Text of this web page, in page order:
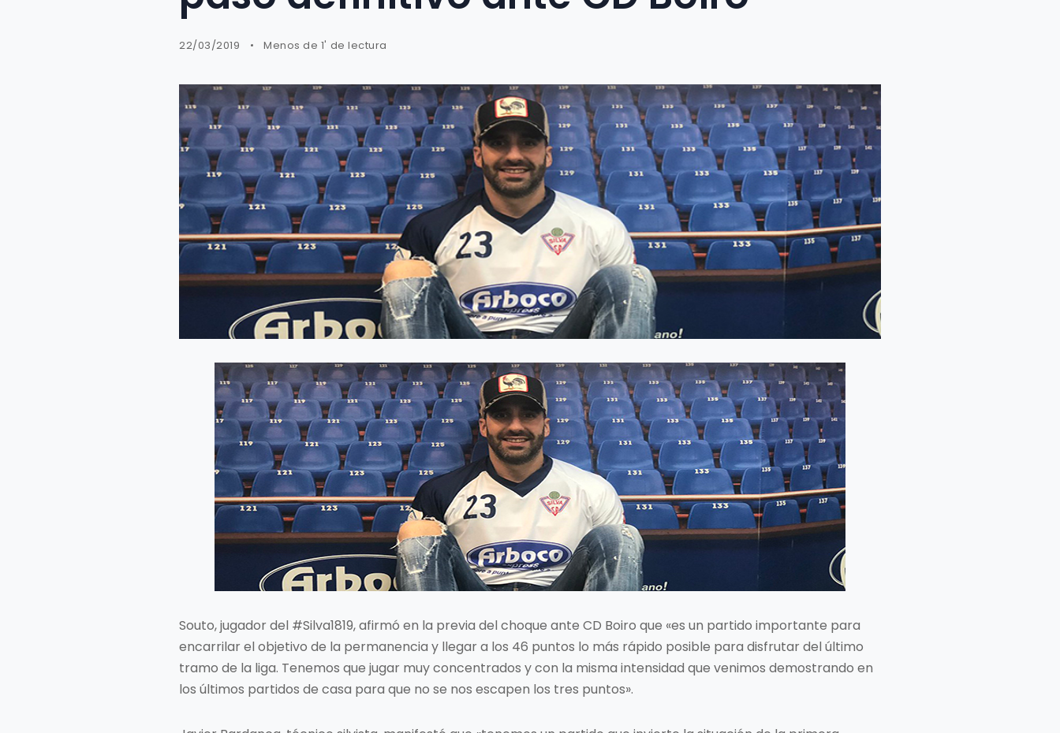
22/03/2019 Menos de 1' de lectura
Souto, jugador del #Silva1819, afirmó en la previa del choque ante CD Boiro que «es un partido importante para
encarrilar el objetivo de la permanencia y llegar a los 46 puntos lo más rápido posible para disfrutar del último
tramo de la liga. Tenemos que jugar muy concentrados y con la misma intensidad que venimos demostrando en
los últimos partidos de casa para que no se nos escapen los tres puntos».